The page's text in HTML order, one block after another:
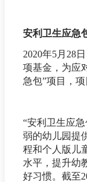
安利卫生应急
2020年5月28
项基金，为应
急包”项目，
“安利卫生应
弱的幼儿园提
程和个人版儿
水平，提升幼
好习惯。截至